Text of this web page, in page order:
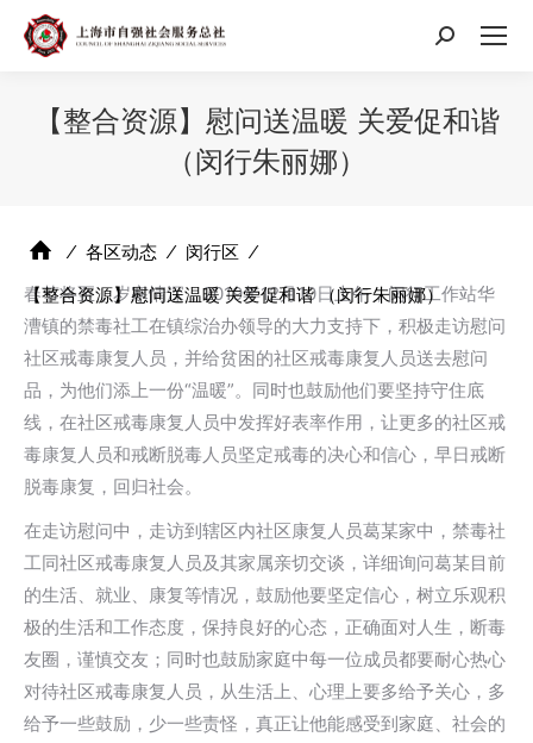
搜
【整合资源】慰问送温暖 关爱促和谐
（闵行朱丽娜）
⁄ 各区动态 ⁄ 闵行区 ⁄
【整合资源】慰问送温暖 关爱促和谐 （闵行朱丽娜）
春节将至，岁寒情深，2019年12月10日上午，闵行工作站华
漕镇的禁毒社工在镇综治办领导的大力支持下，积极走访慰问
社区戒毒康复人员，并给贫困的社区戒毒康复人员送去慰问
品，为他们添上一份“温暖”。同时也鼓励他们要坚持守住底
线，在社区戒毒康复人员中发挥好表率作用，让更多的社区戒
毒康复人员和戒断脱毒人员坚定戒毒的决心和信心，早日戒断
脱毒康复，回归社会。
在走访慰问中，走访到辖区内社区康复人员葛某家中，禁毒社
工同社区戒毒康复人员及其家属亲切交谈，详细询问葛某目前
的生活、就业、康复等情况，鼓励他要坚定信心，树立乐观积
极的生活和工作态度，保持良好的心态，正确面对人生，断毒
友圈，谨慎交友；同时也鼓励家庭中每一位成员都要耐心热心
对待社区戒毒康复人员，从生活上、心理上要多给予关心，多
给予一些鼓励，少一些责怪，真正让他能感受到家庭、社会的